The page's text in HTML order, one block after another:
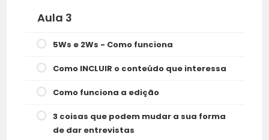
Aula 3
5Ws e 2Ws - Como funciona
Como INCLUIR o conteúdo que interessa
Como funciona a edição
3 coisas que podem mudar a sua forma
de dar entrevistas